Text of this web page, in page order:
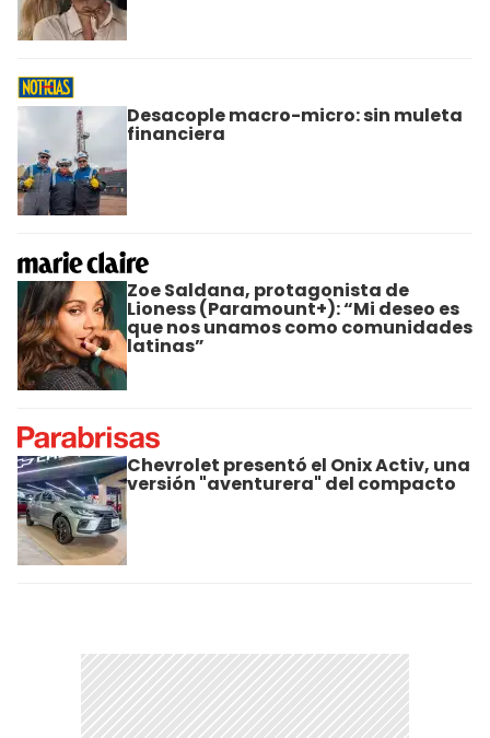
Desacople macro-micro: sin muleta
financiera
Zoe Saldana, protagonista de
Lioness (Paramount+): “Mi deseo es
que nos unamos como comunidades
latinas”
Chevrolet presentó el Onix Activ, una
versión "aventurera" del compacto